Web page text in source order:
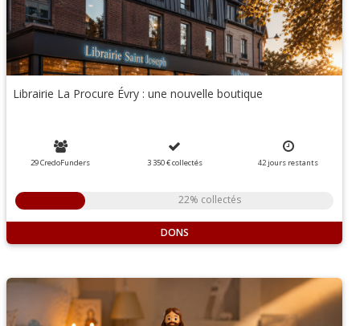
Librairie La Procure Évry : une nouvelle boutique
29 CredoFunders 3 350 €collectés 42jours restants
22% collectés
DONS